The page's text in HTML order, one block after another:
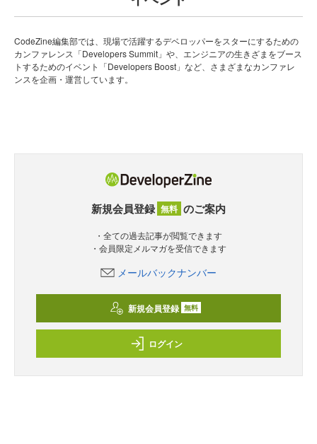
CodeZine編集部では、現場で活躍するデベロッパーをスターにするための
カンファレンス「Developers Summit」や、エンジニアの生きざまをブース
トするためのイベント「Developers Boost」など、さまざまなカンファレ
ンスを企画・運営しています。
新規会員登録 無料